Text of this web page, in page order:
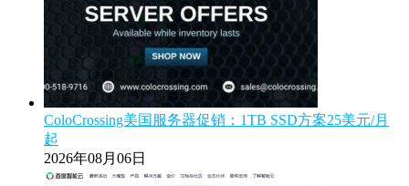
ColoCrossing美国服务器促销：1TB SSD方案25美元/月
起
2026年08月06日